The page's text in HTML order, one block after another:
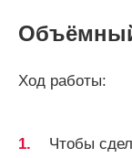
Ход работы:
Чтобы